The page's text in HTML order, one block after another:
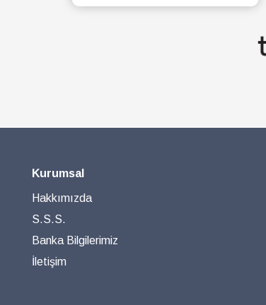
Kurumsal
Hakkımızda
S.S.S.
Banka Bilgilerimiz
İletişim